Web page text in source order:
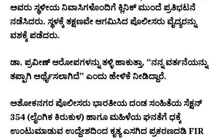
ಅವರು ಸ್ಥಳೀಯ ನಿವಾಸಿಗಳೊಂದಿಗೆ ಕ್ಲಿನಿಕ್ ಮುಂದೆ ಪ್ರತಿಭಟನೆ
ನಡೆಸಿದರು. ಸ್ಥಳಕ್ಕೆ ತಕ್ಷಣವೇ ಆಗಮಿಸಿದ ಪೊಲೀಸರು ವೈದ್ಯರನ್ನು
ವಶಕ್ಕೆ ಪಡೆದರು.
ಡಾ. ಪ್ರವೀಣ್ ಆರೋಪಗಳನ್ನು ತಳ್ಳಿ ಹಾಕುತ್ತಾ, “ನನ್ನ ವರ್ತನೆಯನ್ನು
ತಪ್ಪಾಗಿ ಅರ್ಥೈಸಲಾಗಿದೆ” ಎಂದು ಹೇಳಿಕೆ ನೀಡಿದ್ದಾರೆ.
ಅಶೋಕನಗರ ಪೊಲೀಸರು ಭಾರತೀಯ ದಂಡ ಸಂಹಿತೆಯ ಸೆಕ್ಷನ್
354 (ಲೈಂಗಿಕ ಕಿರುಕುಳ) ಹಾಗೂ ಮಹಿಳೆಯ ಘನತೆಗೆ ಧಕ್ಕೆ
ಉಂಟುಮಾಡುವ ಉದ್ದೇಶದಿಂದ ಕೃತ್ಯ ಎಸಗಿದ ಪ್ರಕರಣದಡಿ FIR